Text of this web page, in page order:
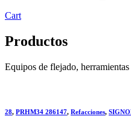
Cart
Productos
Equipos de flejado,
28, PRHM34 286147, Refacciones,